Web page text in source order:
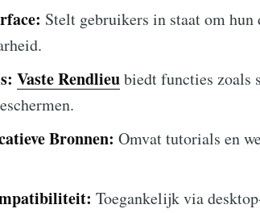
Stelt gebruikers in staat om hun
Vaste Rendlieubiedt functies zoals
Bronnen: Omvat tutorials en
Toegankelijk via